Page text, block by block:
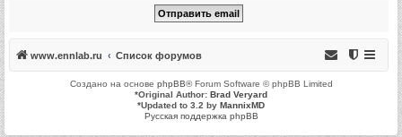
www.ennlab.ru Список форумов
Создано на основе phpBB® Forum Software © phpBB Limited
*Original Author: Brad Veryard
*Updated to 3.2 by MannixMD
Русская поддержка phpBB